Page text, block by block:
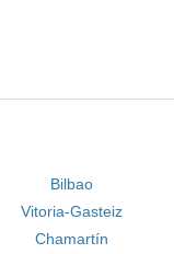
Bilbao
Vitoria-Gasteiz
Chamartín